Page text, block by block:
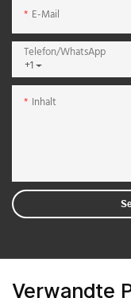
E-Mail
+1
Telefon/WhatsApp
Inhalt
Verwandte